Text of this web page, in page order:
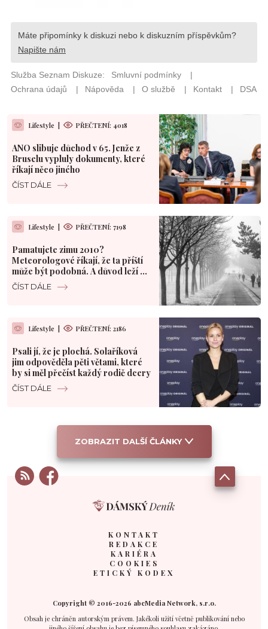
Lifestyle | PŘEČTENÍ: 4018
ANO slibuje důchod v 65. Jenže z
Bruselu vypluly dokumenty, které
říkají něco jiného
ČÍST DÁLE
Lifestyle | PŘEČTENÍ: 7198
Pamatujete zimu 2010?
Meteorologové říkají, že ta příští
může být podobná. A důvod leží v
Pacifiku
ČÍST DÁLE
Lifestyle | PŘEČTENÍ: 2186
Psali jí, že je plochá. Solaříková
jim odpověděla pěti větami, které
by si měl přečíst každý rodič dcery
ČÍST DÁLE
ZOBRAZIT DALŠÍ ČLÁNKY
KONTAKT
REDAKCE
KARIÉRA
COOKIES
ETICKÝ KODEX
Copyright © 2016-2026 abcMedia Network, s.r.o.
Obsah je chráněn autorským právem. Jakékoli užití včetně publikování nebo